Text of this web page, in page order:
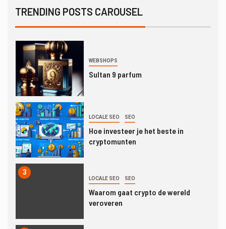
TRENDING POSTS CAROUSEL
De Voor- en Nadelen van SEO-
optimalisatie met WordPress
1
WEBSHOPS
Sultan 9 parfum
2
LOCALE SEO SEO
Hoe investeer je het beste in
cryptomunten
3
LOCALE SEO SEO
Waarom gaat crypto de wereld
veroveren